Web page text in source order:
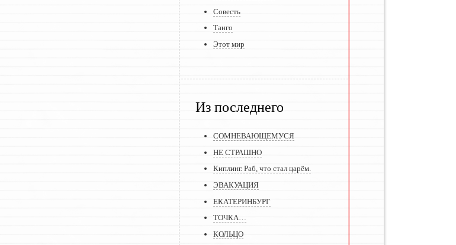
Совесть
Танго
Этот мир
Из последнего
СОМНЕВАЮЩЕМУСЯ
НЕ СТРАШНО
Киплинг. Раб, что стал царём.
ЭВАКУАЦИЯ
ЕКАТЕРИНБУРГ
ТОЧКА…
КОЛЬЦО